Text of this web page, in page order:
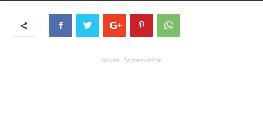
Oglasi - Advertisement